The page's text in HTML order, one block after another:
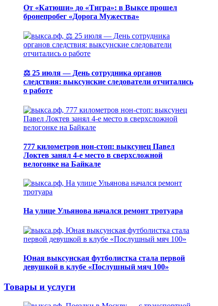
От «Катюши» до «Тигра»: в Выксе прошел
бронепробег «Дорога Мужества»
⚖️ 25 июля — День сотрудника органов
следствия: выксунские следователи отчитались
о работе
777 километров нон-стоп: выксунец Павел
Локтев занял 4-е место в сверхсложной
велогонке на Байкале
На улице Ульянова начался ремонт тротуара
Юная выксунская футболистка стала первой
девушкой в клубе «Послушный мяч 100»
Товары и услуги